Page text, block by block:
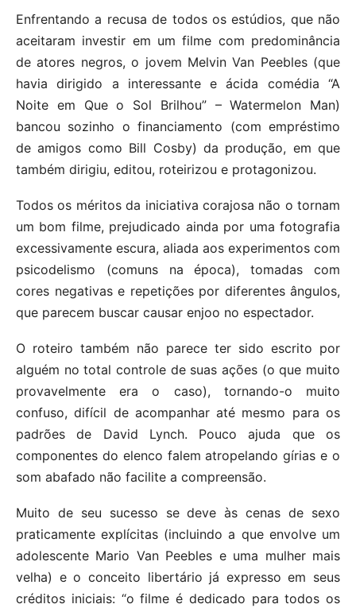
Enfrentando a recusa de todos os estúdios, que não
aceitaram investir em um filme com predominância
de atores negros, o jovem Melvin Van Peebles (que
havia dirigido a interessante e ácida comédia “A
Noite em Que o Sol Brilhou” – Watermelon Man)
bancou sozinho o financiamento (com empréstimo
de amigos como Bill Cosby) da produção, em que
também dirigiu, editou, roteirizou e protagonizou.
Todos os méritos da iniciativa corajosa não o tornam
um bom filme, prejudicado ainda por uma fotografia
excessivamente escura, aliada aos experimentos com
psicodelismo (comuns na época), tomadas com
cores negativas e repetições por diferentes ângulos,
que parecem buscar causar enjoo no espectador.
O roteiro também não parece ter sido escrito por
alguém no total controle de suas ações (o que muito
provavelmente era o caso), tornando-o muito
confuso, difícil de acompanhar até mesmo para os
padrões de David Lynch. Pouco ajuda que os
componentes do elenco falem atropelando gírias e o
som abafado não facilite a compreensão.
Muito de seu sucesso se deve às cenas de sexo
praticamente explícitas (incluindo a que envolve um
adolescente Mario Van Peebles e uma mulher mais
velha) e o conceito libertário já expresso em seus
créditos iniciais: “o filme é dedicado para todos os